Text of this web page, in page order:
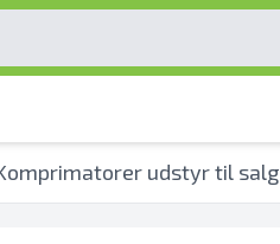
udstyr til salg